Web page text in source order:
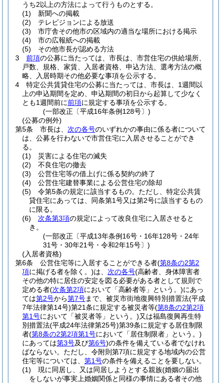
うち2以上の方法によって行うものとする。
(1)
新聞への掲載
(2)
テレビジョンによる放送
(3)
市庁舎その他市の区域内の適当な場所における掲示
(4)
市の広報紙への掲載
(5)
その他市長が認める方法
3
前項の公募に当たっては、市長は、市営住宅の供給場所、
戸数、規格、家賃、入居者資格、申込方法、選考方法の概
略、入居時期その他必要な事項を公示する。
4
特定公共賃貸住宅の公募に当たっては、市長は、1週間以
上の申込期間を定め、申込期間の初日から起算して少なく
とも1週間前に前項に規定する事項を公示する。
(一部改正〔平成16年条例128号〕)
(公募の例外)
第5条
市長は、 次の各号のいずれかの事由に係る者について
は、公募を行わないで市営住宅に入居させることができ
る。
(1)
災害による住宅の滅失
(2)
不良住宅の撤去
(3)
公営住宅等の借上げに係る契約の終了
(4)
公営住宅建替事業による公営住宅の除却
(5)
令第5条の規定に該当するもの。 ただし、特定公共賃
貸住宅にあっては、同条第1号又は第2号に該当するもの
に限る。
(6)
次条第3項の規定によって改良住宅に入居させると
き。
(一部改正〔平成13年条例16号・16年128号・24年
31号・30年21号・令和2年15号〕)
(入居者資格)
第6条
公営住宅等に入居することができる者(第8条の2第2
項に掲げる者を除く。)は、 次の各号(高齢者、身体障害者
その他の特に居住の安定を図る必要がある者として規則で
定める者(次条第2項において「高齢者等」という。)にあっ
ては第2号から第7号まで、被災市街地復興特別措置法(平成
7年法律第14号)第21条に規定する被災者等(第8条の2第2項
第1号において「被災者等」という。)又は福島復興再生特
別措置法(平成24年法律第25号)第39条に規定する居住制限
者(第8条の2第2項第1号において「居住制限者」という。)
にあっては第3号及び第6号)の条件を備えている者でなけれ
ばならない。 ただし、令附則第7項に規定する地域内の公営
住宅等については、 第1号の条件を備えることを要しない。
(1)
現に同居し、又は同居しようとする親族(婚姻の届出
をしないが事実上婚姻関係と同様の事情にある者その他